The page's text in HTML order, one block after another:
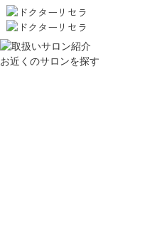
お近くのサロンを探す